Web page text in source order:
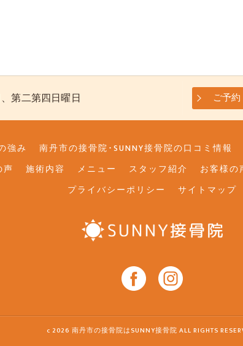
第二第四日曜日 ご予
強み 南丹市の接骨院･SUNNY接骨院の口コミ情報
声
施術内容 メニュー スタッフ紹介 お客様の
プライバシーポリシー
サイトマップ
c 2026 南丹市の接骨院はSUNNY接骨院 ALL RIGHTS